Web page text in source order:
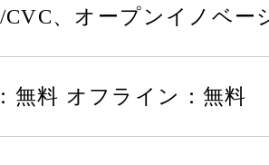
CVC、オープンイノベー
無料 オフライン：無料